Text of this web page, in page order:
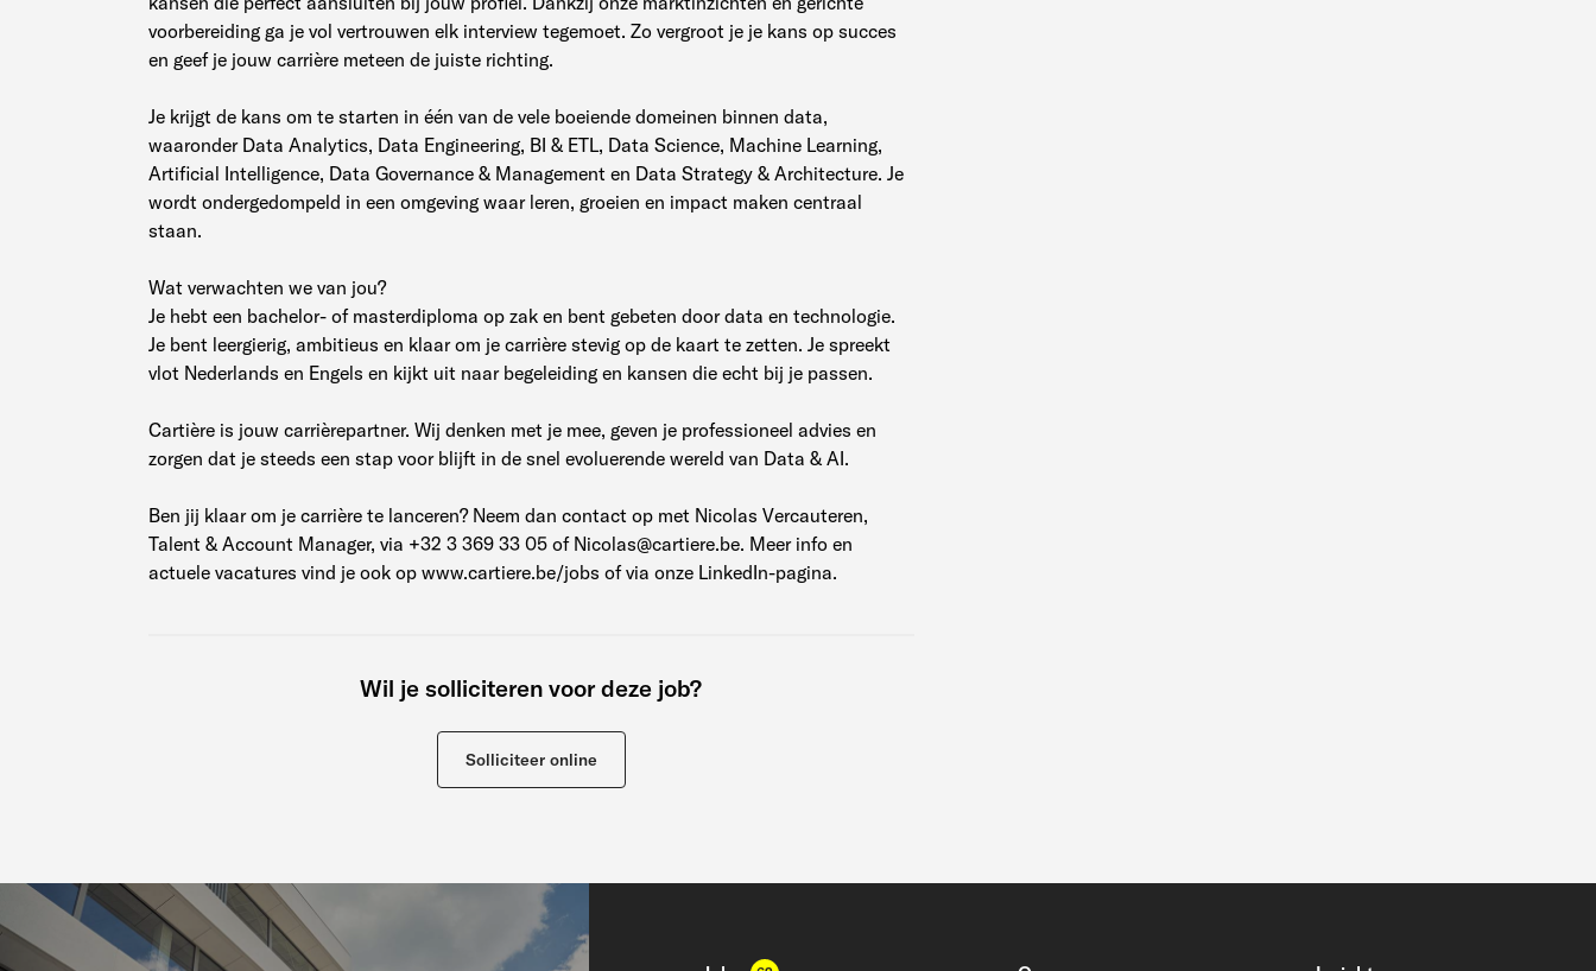
voorbereiding ga je vol vertrouwen elk interview tegemoet. Zo vergroot je je kans op succes
en geef je jouw carrière meteen de juiste richting.
Je krijgt de kans om te starten in één van de vele boeiende domeinen binnen data,
waaronder Data Analytics, Data Engineering, BI & ETL, Data Science, Machine Learning,
Artificial Intelligence, Data Governance & Management en Data Strategy & Architecture. Je
wordt ondergedompeld in een omgeving waar leren, groeien en impact maken centraal
staan.
Wat verwachten we van jou?
Je hebt een bachelor- of masterdiploma op zak en bent gebeten door data en technologie.
Je bent leergierig, ambitieus en klaar om je carrière stevig op de kaart te zetten. Je spreekt
vlot Nederlands en Engels en kijkt uit naar begeleiding en kansen die echt bij je passen.
Cartière is jouw carrièrepartner. Wij denken met je mee, geven je professioneel advies en
zorgen dat je steeds een stap voor blijft in de snel evoluerende wereld van Data & AI.
Ben jij klaar om je carrière te lanceren? Neem dan contact op met Nicolas Vercauteren,
Talent & Account Manager, via +32 3 369 33 05 of Nicolas@cartiere.be. Meer info en
actuele vacatures vind je ook op www.cartiere.be/jobs of via onze LinkedIn-pagina.
Wil je solliciteren voor deze job?
Solliciteer online